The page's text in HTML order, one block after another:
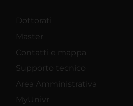
Dottorati
Master
Contatti e mappa
Supporto tecnico
Area Amministrativa
MyUnivr